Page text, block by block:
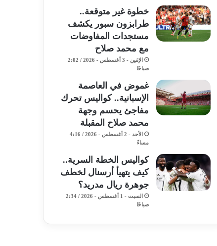
خطوة غير متوقعة..
طرابزون سبور يكشف
مستجدات المفاوضات
مع محمد صلاح
الإثنين - 3 أغسطس - 2026 / 2:02
صباحًا
غموض في العاصمة
الإسبانية.. كواليس تحرك
مفاجئ يحسم وجهة
محمد صلاح المقبلة
الأحد - 2 أغسطس - 2026 / 4:16
مساءً
كواليس الخطة السرية..
كيف يتهيأ أرسنال لخطف
جوهرة ريال مدريد؟
السبت - 1 أغسطس - 2026 / 2:34
صباحًا